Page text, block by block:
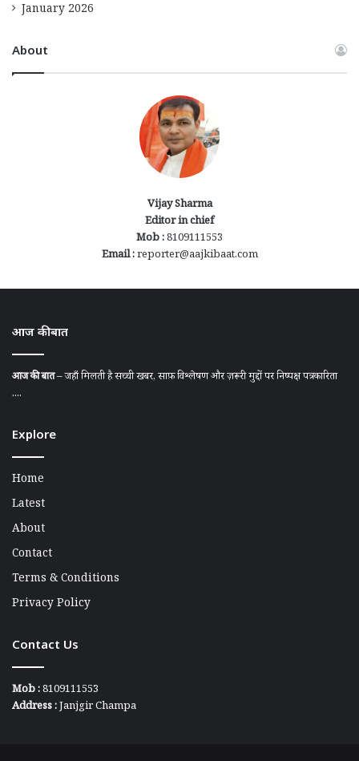
January 2026
About
Vijay Sharma
Editor in chief
Mob :8109111553
Email :reporter@aajkibaat.com
आज की बात
आज की बात– जहाँ मिलती है सच्ची खबर, साफ़ विश्लेषण और ज़रूरी मुद्दों पर निष्पक्ष पत्रकारिता
....
Explore
Home
Latest
About
Contact
Terms & Conditions
Privacy Policy
Contact Us
Mob :8109111553
Address :Janjgir Champa